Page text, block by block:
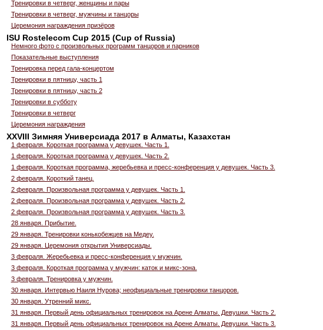
Тренировки в четверг, женщины и пары
Тренировки в четверг, мужчины и танцоры
Церемония награждения призёров
ISU Rostelecom Cup 2015 (Cup of Russia)
Немного фото с произвольных программ танцоров и парников
Показательные выступления
Тренировка перед гала-концертом
Тренировки в пятницу, часть 1
Тренировки в пятницу, часть 2
Тренировки в субботу
Тренировки в четверг
Церемония награждения
XXVIII Зимняя Универсиада 2017 в Алматы, Казахстан
1 февраля. Короткая программа у девушек. Часть 1.
1 февраля. Короткая программа у девушек. Часть 2.
1 февраля. Короткая программа, жеребьевка и пресс-конференция у девушек. Часть 3.
2 февраля. Короткий танец.
2 февраля. Произвольная программа у девушек. Часть 1.
2 февраля. Произвольная программа у девушек. Часть 2.
2 февраля. Произвольная программа у девушек. Часть 3.
28 января. Прибытие.
29 января. Тренировки конькобежцев на Медеу.
29 января. Церемония открытия Универсиады.
3 февраля. Жеребьевка и пресс-конференция у мужчин.
3 февраля. Короткая программа у мужчин: каток и микс-зона.
3 февраля. Тренировка у мужчин.
30 января. Интервью Наиля Нурова; неофициальные тренировки танцоров.
30 января. Утренний микс.
31 января. Первый день официальных тренировок на Арене Алматы. Девушки. Часть 2.
31 января. Первый день официальных тренировок на Арене Алматы. Девушки. Часть 3.